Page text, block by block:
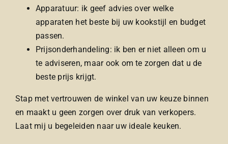
Apparatuur: ik geef advies over welke
apparaten het beste bij uw kookstijl en budget
passen.
Prijsonderhandeling: ik ben er niet alleen om u
te adviseren, maar ook om te zorgen dat u de
beste prijs krijgt.
Stap met vertrouwen de winkel van uw keuze binnen
en maakt u geen zorgen over druk van verkopers.
Laat mij u begeleiden naar uw ideale keuken.